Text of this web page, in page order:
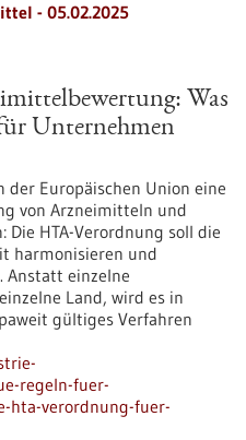
- 05.02.2025
Was
Unternehmen
der Europäischen Union eine
von Arzneimitteln und
HTA-Verordnung soll die
harmonisieren und
Anstatt einzelne
Land, wird es in
gültiges Verfahren
regeln-fuer-
hta-verordnung-fuer-